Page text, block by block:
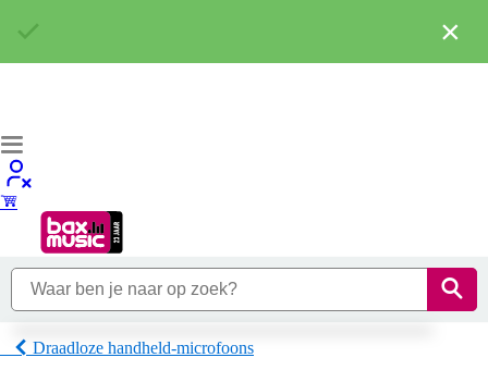
Draadloze handheld-microfoons
×